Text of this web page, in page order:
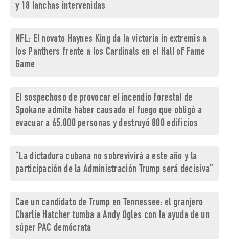
y 18 lanchas intervenidas
NFL: El novato Haynes King da la victoria in extremis a
los Panthers frente a los Cardinals en el Hall of Fame
Game
El sospechoso de provocar el incendio forestal de
Spokane admite haber causado el fuego que obligó a
evacuar a 65.000 personas y destruyó 800 edificios
“La dictadura cubana no sobrevivirá a este año y la
participación de la Administración Trump será decisiva”
Cae un candidato de Trump en Tennessee: el granjero
Charlie Hatcher tumba a Andy Ogles con la ayuda de un
súper PAC demócrata